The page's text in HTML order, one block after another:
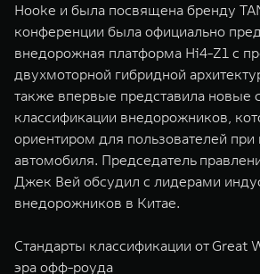
WEY 07
Расширяя границы комфорта
от 6 149 000 ₽
WEY 80
Масштаб возможностей
Hooke и была посвящена бренду
конференции была официально
внедорожная платформа Hi4-Z1 с
двухмоторной гибридной
также впервые представила новые
классификации внедорожников,
ориентиром для пользователей
автомобиля. Председатель
Джек Вей обсудил с лидерами
внедорожников в Китае.
Стандарты классификации от Great
эра офф-роуда